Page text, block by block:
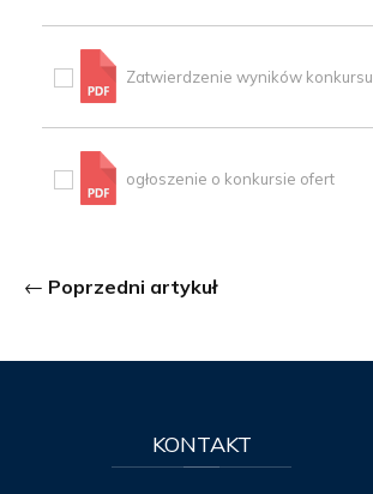
Zatwierdzenie wyników konkursu
ogłoszenie o konkursie ofert
Poprzedni artykuł
KONTAKT